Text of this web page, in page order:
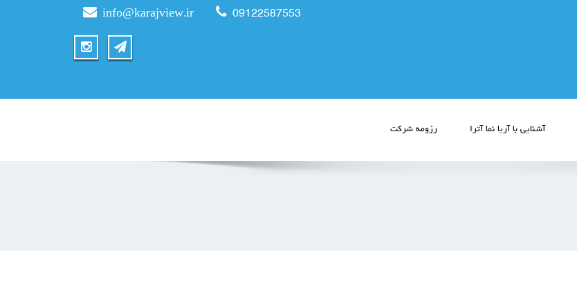
info@karajview.ir 09122587553
آشنایی با آریا نما آترا رزومه شرکت